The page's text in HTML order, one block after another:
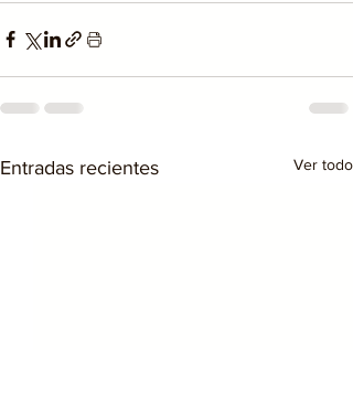
Entradas recientes Ver todo